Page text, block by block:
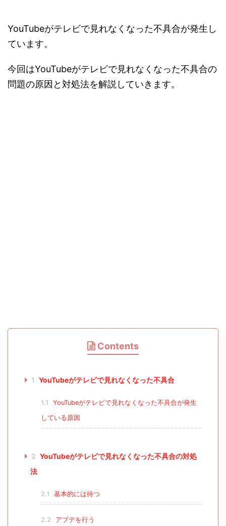
YouTubeがテレビで見れなくなった不具合が発生し
ています。
今回はYouTubeがテレビで見れなくなった不具合の
問題の原因と対処法を解説していきます。
Contents
1 YouTubeがテレビで見れなくなった不具合
1.1
YouTubeがテレビで見れなくなった不具合が発生
している原因
2 YouTubeがテレビで見れなくなった不具合の対処
法
2.1 基本的には待つ
2.2 アプデを行う